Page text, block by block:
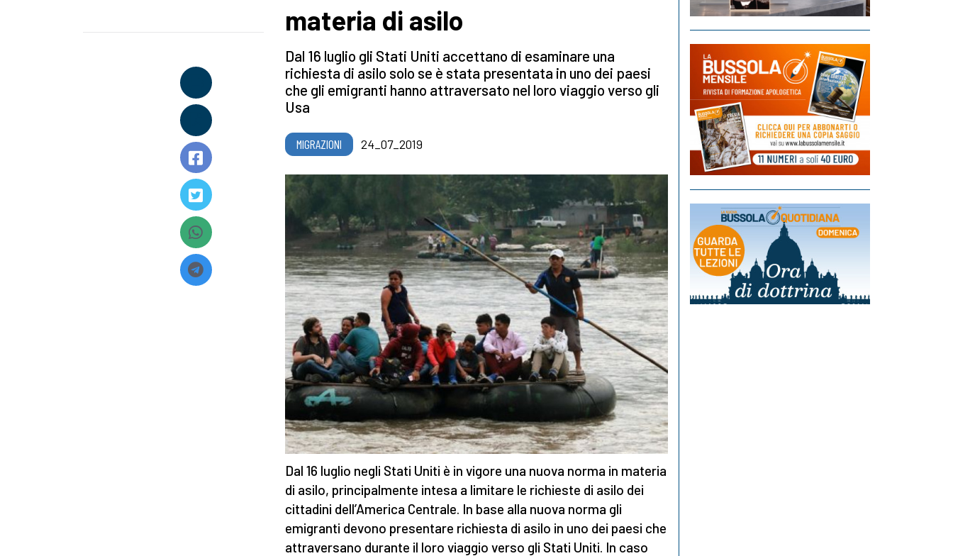
materia di asilo
Dal 16 luglio gli Stati Uniti accettano di esaminare una
richiesta di asilo solo se è stata presentata in uno dei paesi
che gli emigranti hanno attraversato nel loro viaggio verso gli
Usa
MIGRAZIONI 24_07_2019
Dal 16 luglio negli Stati Uniti è in vigore una nuova norma in materia
di asilo, principalmente intesa a limitare le richieste di asilo dei
cittadini dell’America Centrale. In base alla nuova norma gli
emigranti devono presentare richiesta di asilo in uno dei paesi che
attraversano durante il loro viaggio verso gli Stati Uniti. In caso